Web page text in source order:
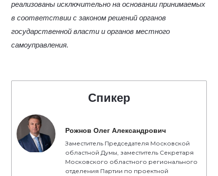
реализованы исключительно на основании принимаемых
в соответствии с законом решений органов
государственной власти и органов местного
самоуправления.
Спикер
Рожнов Олег Александрович
Заместитель Председателя Московской
областной Думы, заместитель Секретаря
Московского областного регионального
отделения Партии по проектной